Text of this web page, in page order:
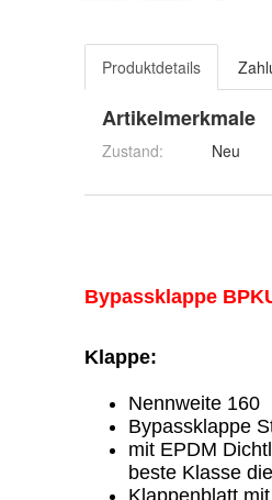
Produktdetails
Artikelmerkmale
Zustand: Neu